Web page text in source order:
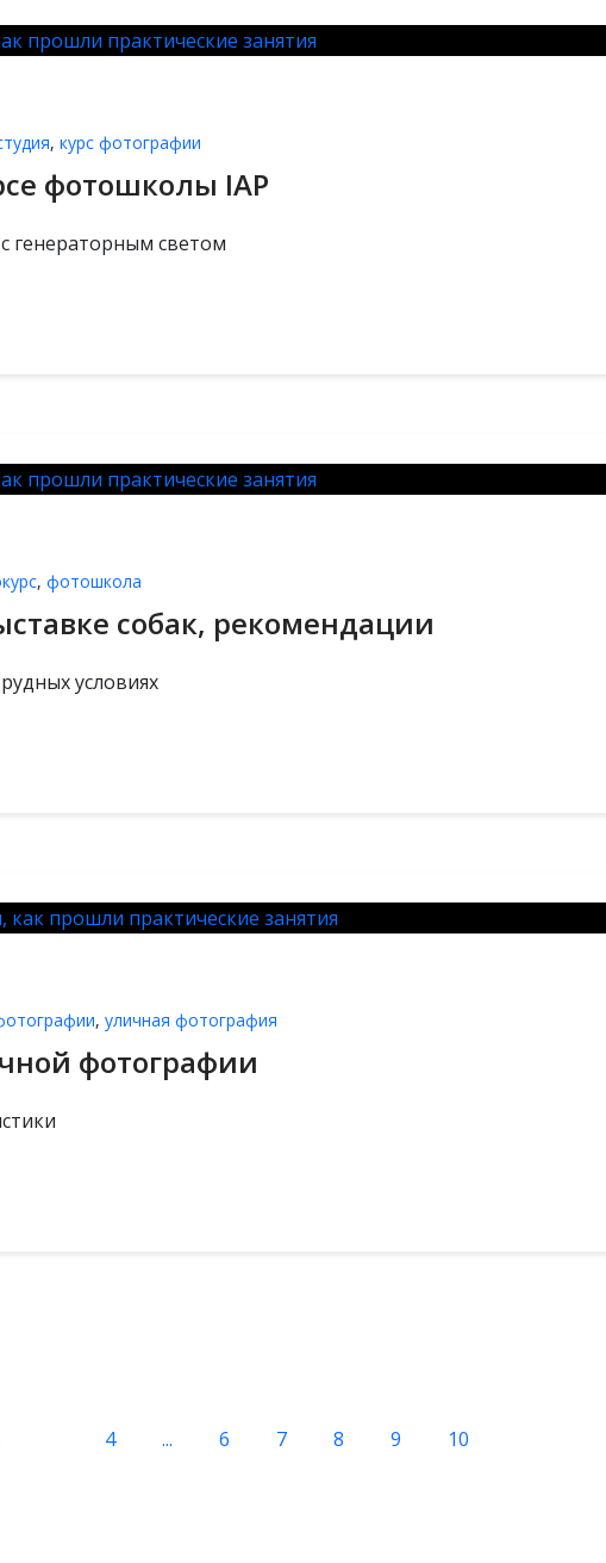
, курс фотографии
фотошколы IAP
генераторным светом
, фотошкола
собак, рекомендации
условиях
, уличная фотография
фотографии
4 ... 6 7 8 9 10